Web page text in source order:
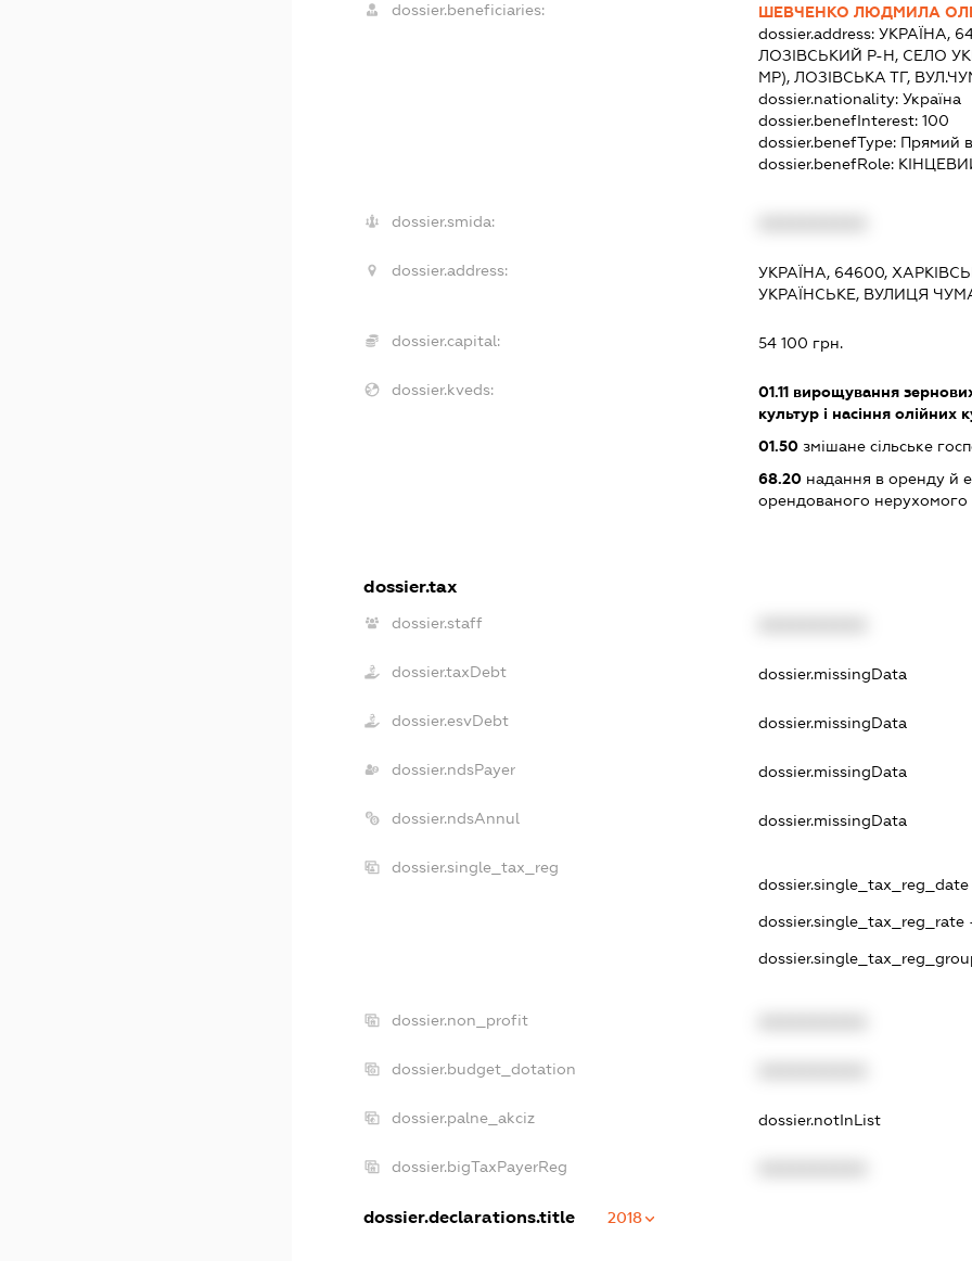
dossier.beneficiaries:
ШЕВЧЕНКО ЛЮДМИЛА
dossier.address: УКРАЇНА,
ЛОЗІВСЬКИЙ Р-Н, СЕЛО
МР), ЛОЗІВСЬКА ТГ,
dossier.nationality: Україна
dossier.benefInterest: 100
dossier.benefType: Прямий
dossier.benefRole:
dossier.smida:
dossier.address:
УКРАЇНА, 64600,
УКРАЇНСЬКЕ, ВУЛИЦЯ
dossier.capital: 54 100 грн.
dossier.kveds: 01.11вирощування
культур і насіння олійних
01.50змішане сільське
68.20надання в оренду й
орендованого нерухомого
dossier.tax
dossier.staff
dossier.taxDebt dossier.missingData
dossier.esvDebt dossier.missingData
dossier.ndsPayer dossier.missingData
dossier.ndsAnnul dossier.missingData
dossier.single_tax_reg
dossier.single_tax_reg_date
dossier.single_tax_reg_rate
dossier.non_profit
dossier.budget_dotation
dossier.palne_akciz dossier.notInList
dossier.bigTaxPayerReg
dossier.declarations.title 2018